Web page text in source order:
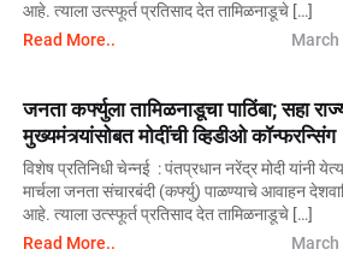
आहे. त्याला उत्स्फूर्त प्रतिसाद देत तामिळनाडूचे […]
Read More..
March
जनता कर्फ्युला तामिळनाडूचा पाठिंबा; सहा
मुख्यमंत्र्यांसोबत मोदींची व्हिडीओ कॉन्फरन्सिंग
विशेष प्रतिनिधी चेन्नई : पंतप्रधान नरेंद्र मोदी यांनी
मार्चला जनता संचारबंदी (कर्फ्यु) पाळण्याचे आवाहन
आहे. त्याला उत्स्फूर्त प्रतिसाद देत तामिळनाडूचे […]
Read More..
March